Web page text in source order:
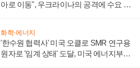
아로 이동", 우크라이나의 공격에 수요 늘
화학·에너지
'한수원 협력사' 미국 오클로 SMR 연구용
원자로 '임계 상태' 도달, 미국 에너지부